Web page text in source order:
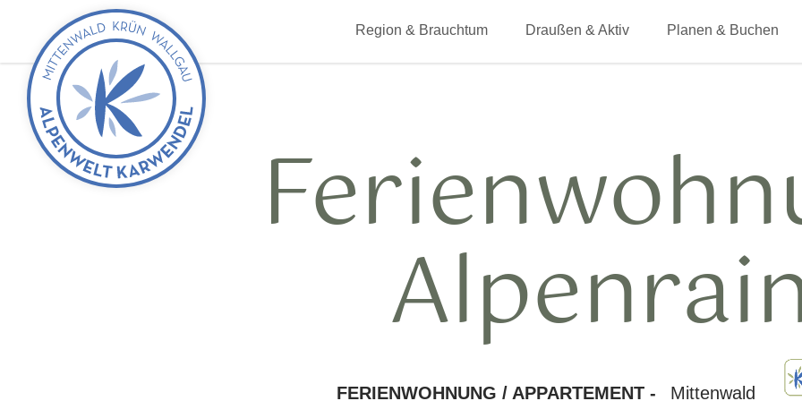
Region & Brauchtum Draußen & Aktiv Planen & Buchen
zurück
zur
Startseite
FERIENWOHNUNG / APPARTEMENT - Mittenwald